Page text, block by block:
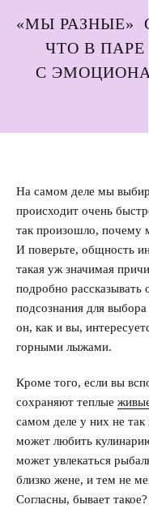
«МЫ РАЗНЫЕ»
ЧТО В ПАРЕ
С
На самом деле мы
происходит очень
так произошло, почему
И поверьте, общность
такая уж значимая
подробно
подсознания для
он, как и вы,
горными лыжами.
Кроме того, если вы
сохраняют теплые
самом деле у них не
может любить
может увлекаться
близко жене, и тем не
Согласны, бывает такое?